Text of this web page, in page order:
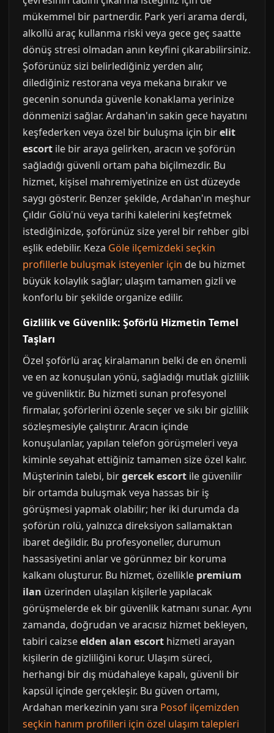
mükemmel bir partnerdir. Park yeri arama derdi,
alkollü araç kullanma riski veya gece geç saatte
dönüş stresi olmadan anın keyfini çıkarabilirsiniz.
Şoförünüz sizi belirlediğiniz yerden alır,
dilediğiniz restorana veya mekana bırakır ve
gecenin sonunda güvenle konaklama yerinize
dönmenizi sağlar. Ardahan'ın sakin gece hayatını
keşfederken veya özel bir buluşma için birelit
escort ile bir araya gelirken, aracın ve şoförün
sağladığı güvenli ortam paha biçilmezdir. Bu
hizmet, kişisel mahremiyetinize en üst düzeyde
saygı gösterir. Benzer şekilde, Ardahan'ın meşhur
Çıldır Gölü'nü veya tarihi kalelerini keşfetmek
istediğinizde, şoförünüz size yerel bir rehber gibi
eşlik edebilir. Keza Göle ilçemizdeki seçkin
profillerle buluşmak isteyenler için de bu hizmet
büyük kolaylık sağlar; ulaşım tamamen gizli ve
konforlu bir şekilde organize edilir.
Gizlilik ve Güvenlik: Şoförlü Hizmetin Temel
Taşları
Özel şoförlü araç kiralamanın belki de en önemli
ve en az konuşulan yönü, sağladığı mutlak gizlilik
ve güvenliktir. Bu hizmeti sunan profesyonel
firmalar, şoförlerini özenle seçer ve sıkı bir gizlilik
sözleşmesiyle çalıştırır. Aracın içinde
konuşulanlar, yapılan telefon görüşmeleri veya
kiminle seyahat ettiğiniz tamamen size özel kalır.
Müşterinin talebi, birgercek escort ile güvenilir
bir ortamda buluşmak veya hassas bir iş
görüşmesi yapmak olabilir; her iki durumda da
şoförün rolü, yalnızca direksiyon sallamaktan
ibaret değildir. Bu profesyoneller, durumun
hassasiyetini anlar ve görünmez bir koruma
kalkanı oluşturur. Bu hizmet, özellikle premium
ilan üzerinden ulaşılan kişilerle yapılacak
görüşmelerde ek bir güvenlik katmanı sunar. Aynı
zamanda, doğrudan ve aracısız hizmet bekleyen,
tabiri caizseelden alan escort hizmeti arayan
kişilerin de gizliliğini korur. Ulaşım süreci,
herhangi bir dış müdahaleye kapalı, güvenli bir
kapsül içinde gerçekleşir. Bu güven ortamı,
Ardahan merkezinin yanı sıra Posof ilçemizden
seçkin hanım profilleri için özel ulaşım talepleri